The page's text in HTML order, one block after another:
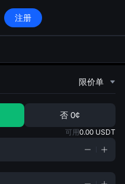
注册
限价单
否 0¢
可用0.00 USDT